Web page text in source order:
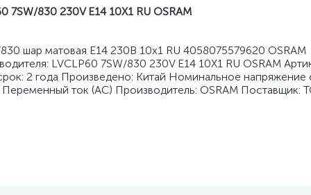
7SW/830 230V E14 10X1 RU OSRAM
шар матовая E14 230В 10х1 RU 4058075579620 OSRAM
LVCLP60 7SW/830 230V E14 10X1 RU OSRAM
2 года Произведено: Китай Номинальное напряжение
ток (AC) Производитель: OSRAM Поставщик: